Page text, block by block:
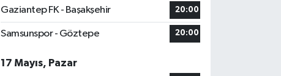
Gaziantep FK - Başakşehir 20:00
Samsunspor - Göztepe 20:00
17 Mayıs, Pazar